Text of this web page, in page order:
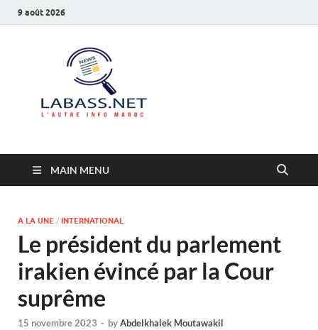
9 août 2026
MAIN MENU
A LA UNE / INTERNATIONAL
Le président du parlement
irakien évincé par la Cour
suprême
15 novembre 2023 - byAbdelkhalek Moutawakil